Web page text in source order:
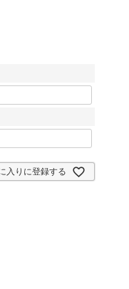
入りに登録する